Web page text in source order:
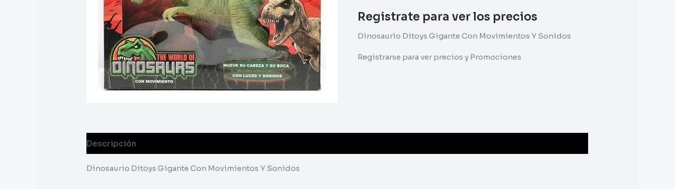
Registrate para ver los precios
Dinosaurio Ditoys Gigante Con Movimientos Y Sonidos
Registrarse para ver precios y Promociones
Descripción
Dinosaurio Ditoys Gigante Con Movimientos Y Sonidos